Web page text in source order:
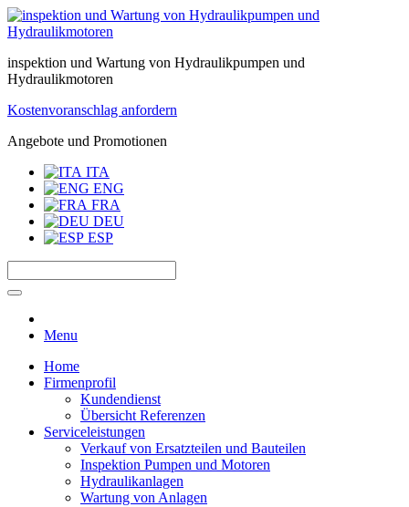
inspektion und Wartung von Hydraulikpumpen und
Hydraulikmotoren
Kostenvoranschlag anfordern
Angebote und Promotionen
ITA
ENG
FRA
DEU
ESP
Menu
Home
Firmenprofil
Kundendienst
Übersicht Referenzen
Serviceleistungen
Verkauf von Ersatzteilen und Bauteilen
Inspektion Pumpen und Motoren
Hydraulikanlagen
Wartung von Anlagen